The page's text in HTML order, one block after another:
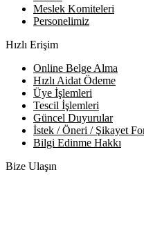
Meslek Komiteleri
Personelimiz
Hızlı Erişim
Online Belge Alma
Hızlı Aidat Ödeme
Üye İşlemleri
Tescil İşlemleri
Güncel Duyurular
İstek / Öneri / Şikayet
Bilgi Edinme Hakkı
Bize Ulaşın